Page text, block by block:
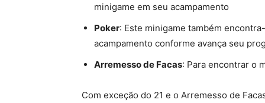
minigame em seu acampamento
Poker: Este minigame também
acampamento conforme avança seu
Arremesso de Facas: Para encontrar o
Com exceção do 21 e o Arremesso de